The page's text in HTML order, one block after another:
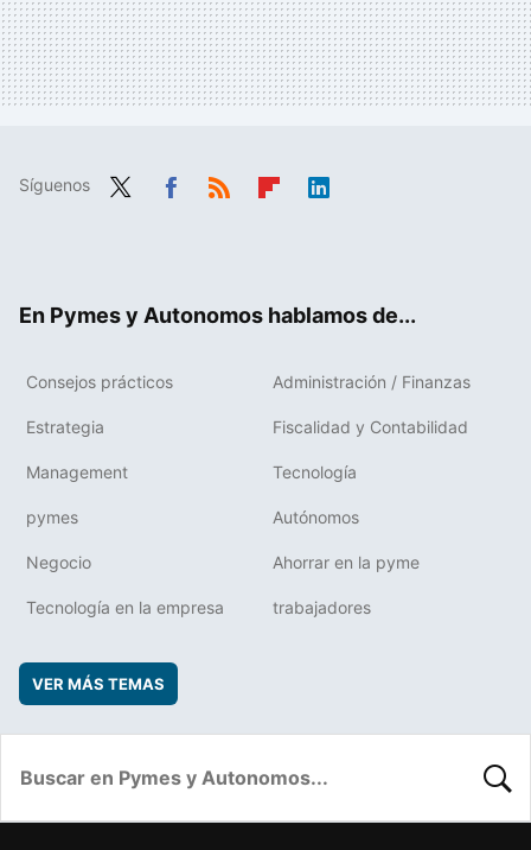
Síguenos
En Pymes y Autonomos hablamos de...
Consejos prácticos Administración / Finanzas
Estrategia Fiscalidad y Contabilidad
Management Tecnología
pymes Autónomos
Negocio Ahorrar en la pyme
Tecnología en la empresa trabajadores
VER MÁS TEMAS